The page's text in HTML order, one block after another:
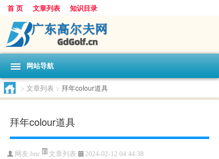
首 页 文章列表 知识目录
网站导航
> 文章列表 > 拜年colour道具
拜年colour道具
网友:bnc 文章列表 2024-02-12 04:44:38